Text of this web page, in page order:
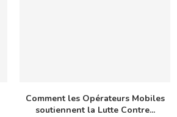
Comment les Opérateurs Mobiles
soutiennent la Lutte Contre...